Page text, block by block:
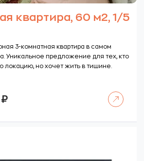
квартира, 60 м2, 1/5
3-комнатная квартира в самом
Уникальное предложение для тех, кто
локацию, но хочет жить в тишине.
₽